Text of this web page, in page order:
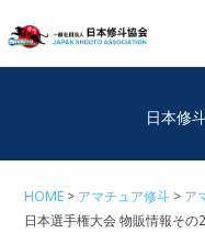
日本修
HOME アマチュア修斗 ア
日本選手権大会 物販情報その2